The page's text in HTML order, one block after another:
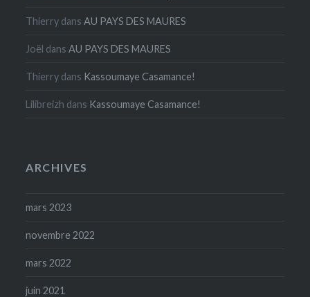
Thierry dansAU PAYS DES MAURES
Joël dansAU PAYS DES MAURES
Thierry dans Kassoumaye Casamance!
Lilibreizh dans Kassoumaye Casamance!
ARCHIVES
mars 2023
novembre 2022
mars 2022
juin 2021